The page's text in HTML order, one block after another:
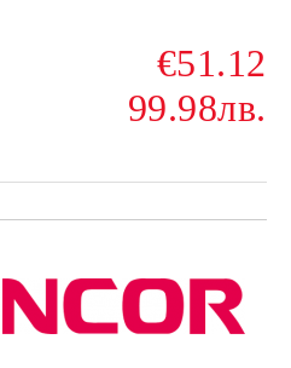
€51.12
99.98лв.